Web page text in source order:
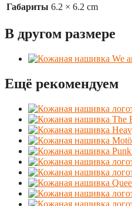
Габариты 6.2 × 6.2 cm
В другом размере
Ещё рекомендуем